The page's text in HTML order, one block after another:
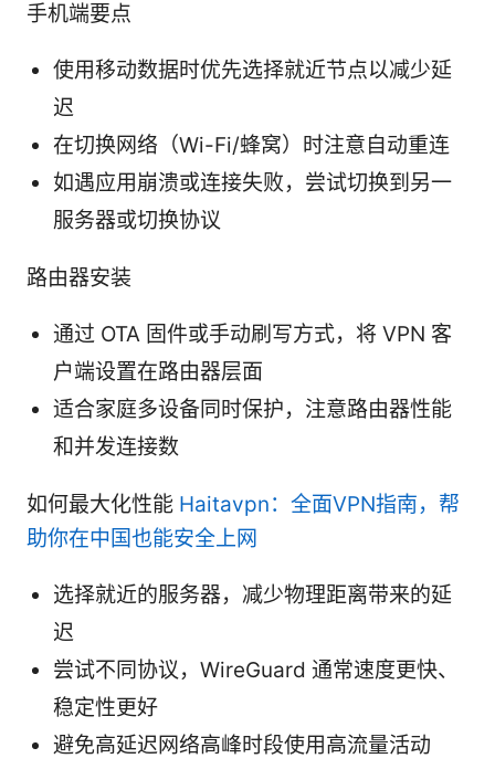
手机端要点
使用移动数据时优先选择就近节点以减少延
迟
在切换网络（Wi-Fi/蜂窝）时注意自动重连
如遇应用崩溃或连接失败，尝试切换到另一
服务器或切换协议
路由器安装
通过 OTA 固件或手动刷写方式，将 VPN 客
户端设置在路由器层面
适合家庭多设备同时保护，注意路由器性能
和并发连接数
如何最大化性能 Haitavpn：全面VPN指南，帮
助你在中国也能安全上网
选择就近的服务器，减少物理距离带来的延
迟
尝试不同协议，WireGuard 通常速度更快、
稳定性更好
避免高延迟网络高峰时段使用高流量活动